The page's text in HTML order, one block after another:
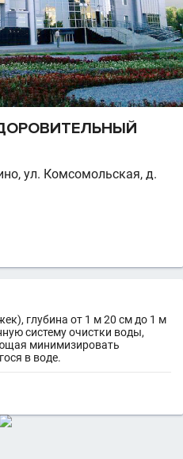
ул. Комсомольская, д.
глубина от 1 м 20 см до 1 м
систему очистки воды,
минимизировать
в воде.